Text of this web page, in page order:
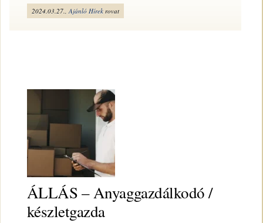
2024.03.27., Ajánló Hírek rovat
ÁLLÁS – Anyaggazdálkodó /
készletgazda